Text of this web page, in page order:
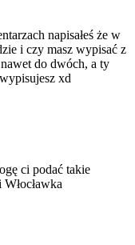
napisałeś że w
i czy masz wypisać z
do dwóch, a ty
xd
ci podać takie